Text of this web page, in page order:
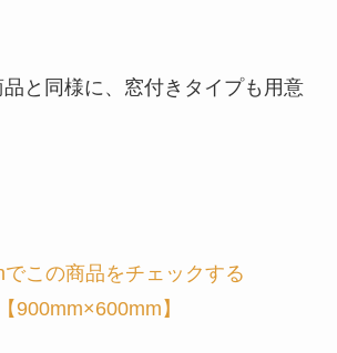
と同様に、窓付きタイプも用意
この商品をチェックする
【900mm×600mm】